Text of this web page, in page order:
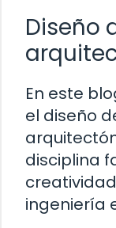
Diseño
En este
el diseño
disciplina
ingeniería